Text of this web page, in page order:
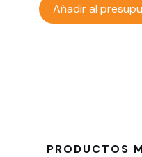
Añadir al
PRODUCTOS